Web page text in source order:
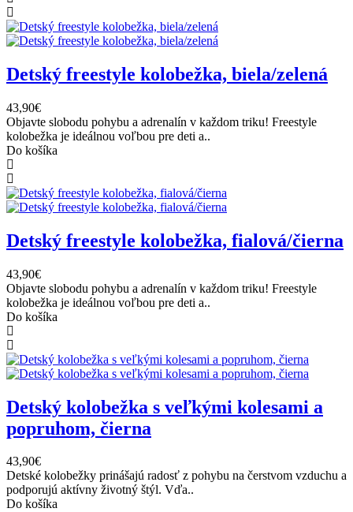
Detský freestyle kolobežka, biela/zelená
43,90€
Objavte slobodu pohybu a adrenalín v každom triku! Freestyle
kolobežka je ideálnou voľbou pre deti a..
Do košíka
Detský freestyle kolobežka, fialová/čierna
43,90€
Objavte slobodu pohybu a adrenalín v každom triku! Freestyle
kolobežka je ideálnou voľbou pre deti a..
Do košíka
Detský kolobežka s veľkými kolesami a
popruhom, čierna
43,90€
Detské kolobežky prinášajú radosť z pohybu na čerstvom vzduchu a
podporujú aktívny životný štýl. Vďa..
Do košíka